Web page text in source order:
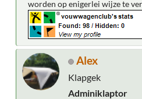
worden op enigerlei wijze te
Alex
Klapgek
Adminiklaptor